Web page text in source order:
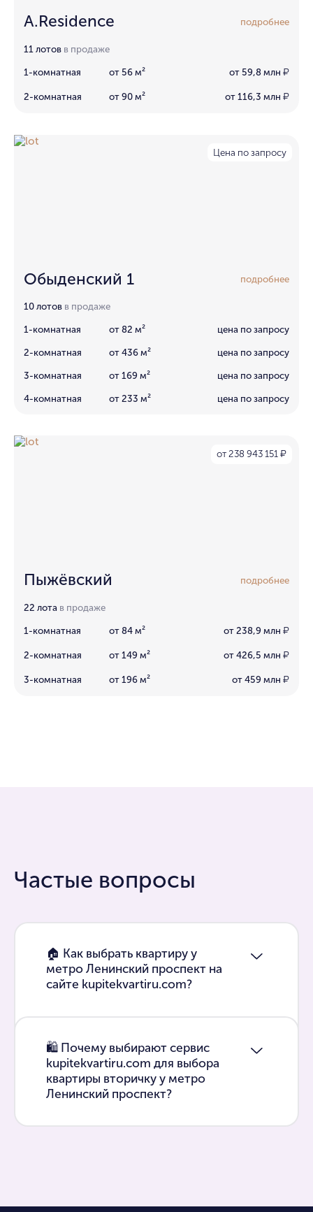
A.Residence подробнее
11 лотов в продаже
1-комнатная от 56 м² от 59,8 млн ₽
2-комнатная от 90 м² от 116,3 млн ₽
Цена по запросу
Обыденский 1 подробнее
10 лотов в продаже
1-комнатная от 82 м² цена по запросу
2-комнатная от 436 м² цена по запросу
3-комнатная от 169 м² цена по запросу
4-комнатная от 233 м² цена по запросу
от 238 943 151 ₽
Пыжёвский подробнее
22 лота в продаже
1-комнатная от 84 м² от 238,9 млн ₽
2-комнатная от 149 м² от 426,5 млн ₽
3-комнатная от 196 м² от 459 млн ₽
Частые вопросы
🏠 Как выбрать квартиру у
метро Ленинский проспект на
сайте kupitekvartiru.com?
🛍 Почему выбирают сервис
kupitekvartiru.com для выбора
квартиры вторичку у метро
Ленинский проспект?